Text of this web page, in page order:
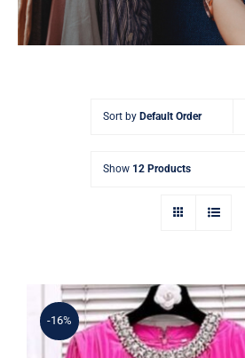
Kategoriler
Sort by Default Order
Show 12 Products
-16%